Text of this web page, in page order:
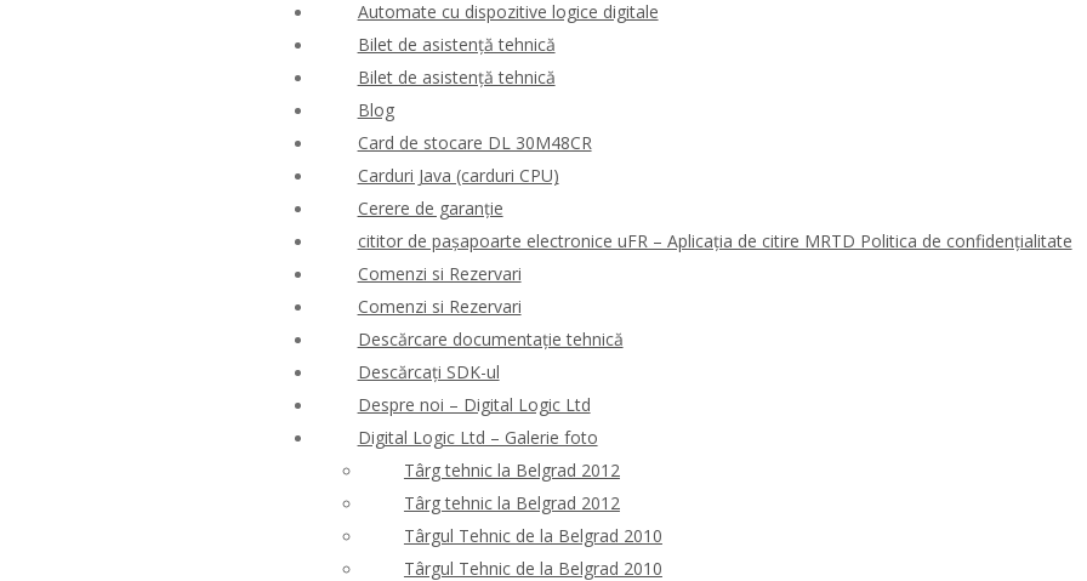
Automate cu dispozitive logice digitale
Bilet de asistență tehnică
Bilet de asistență tehnică
Blog
Card de stocare DL 30M48CR
Carduri Java (carduri CPU)
Cerere de garanție
cititor de pașapoarte electronice uFR – Aplicația de citire MRTD Politica de confidențialitate
Comenzi si Rezervari
Comenzi si Rezervari
Descărcare documentație tehnică
Descărcați SDK-ul
Despre noi – Digital Logic Ltd
Digital Logic Ltd – Galerie foto
Târg tehnic la Belgrad 2012
Târg tehnic la Belgrad 2012
Târgul Tehnic de la Belgrad 2010
Târgul Tehnic de la Belgrad 2010